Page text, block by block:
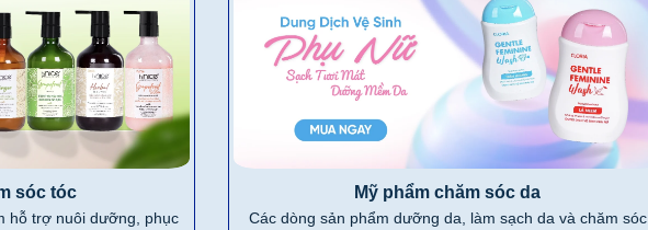
sóc tóc
hỗ trợ nuôi dưỡng, phục
Mỹ phẩm chăm sóc da
Các dòng sản phẩm dưỡng da, làm sạch da và chăm sóc